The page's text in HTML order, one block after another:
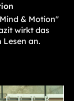
& Motion"
wirkt das
Lesen an.